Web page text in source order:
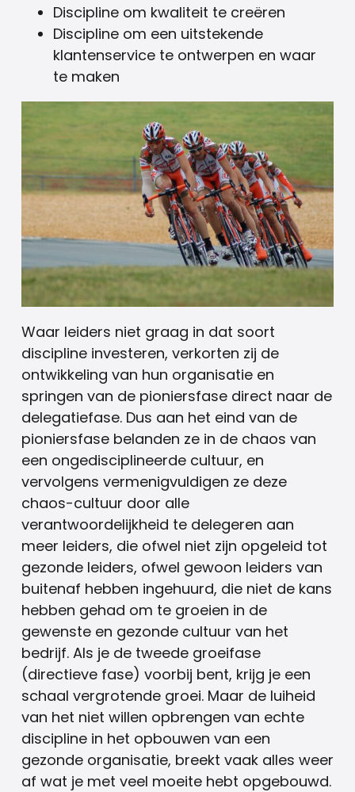
Discipline om kwaliteit te creëren
Discipline om een uitstekende
klantenservice te ontwerpen en waar
te maken
Waar leiders niet graag in dat soort
discipline investeren, verkorten zij de
ontwikkeling van hun organisatie en
springen van de pioniersfase direct naar de
delegatiefase. Dus aan het eind van de
pioniersfase belanden ze in de chaos van
een ongedisciplineerde cultuur, en
vervolgens vermenigvuldigen ze deze
chaos-cultuur door alle
verantwoordelijkheid te delegeren aan
meer leiders, die ofwel niet zijn opgeleid tot
gezonde leiders, ofwel gewoon leiders van
buitenaf hebben ingehuurd, die niet de kans
hebben gehad om te groeien in de
gewenste en gezonde cultuur van het
bedrijf. Als je de tweede groeifase
(directieve fase) voorbij bent, krijg je een
schaal vergrotende groei. Maar de luiheid
van het niet willen opbrengen van echte
discipline in het opbouwen van een
gezonde organisatie, breekt vaak alles weer
af wat je met veel moeite hebt opgebouwd.